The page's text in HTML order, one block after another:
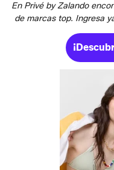
En Privé by Zalando
de marcas top. Ingresa